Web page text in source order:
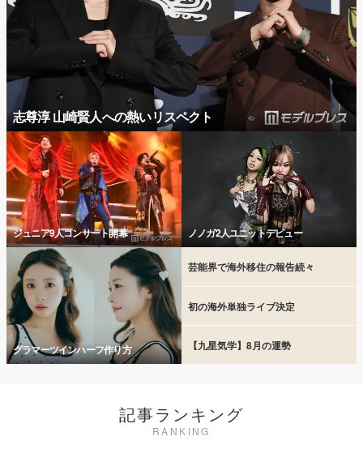
志尊淳 山崎賢人への熱いリスペクト
ジュニア9人コンサート開幕 ノノガ2人ユニットデビュー
グラマーツインハーフ作り方
芸能界で海外移住の報告続々
初の海外単独ライブ決定
【九星気学】8月の運勢
記事ランキング
RANKING